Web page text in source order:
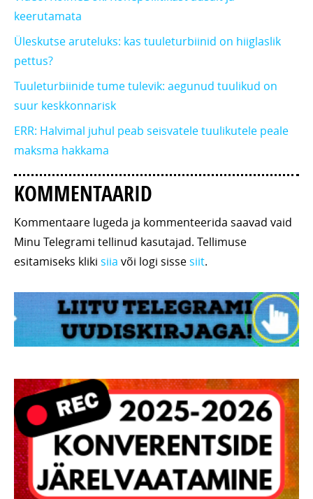
keerutamata
Üleskutse aruteluks: kas tuuleturbiinid on hiiglaslik
pettus?
Tuuleturbiinide tume tulevik: aegunud tuulikud on
suur keskkonnarisk
ERR: Halvimal juhul peab seisvatele tuulikutele peale
maksma hakkama
KOMMENTAARID
Kommentaare lugeda ja kommenteerida saavad vaid
Minu Telegrami tellinud kasutajad. Tellimuse
esitamiseks kliki siia või logi sissesiit.